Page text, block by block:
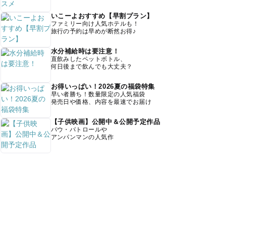
いこーよおすすめ【早割プラン】
ファミリー向け人気ホテルも！
旅行の予約は早めが断然お得♪
水分補給時は要注意！
直飲みしたペットボトル、
何日後まで飲んでも大丈夫？
お得いっぱい！2026夏の福袋特集
早い者勝ち！数量限定の人気福袋
発売日や価格、内容を最速でお届け
【子供映画】公開中＆公開予定作品
パウ・パトロールや
アンパンマンの人気作